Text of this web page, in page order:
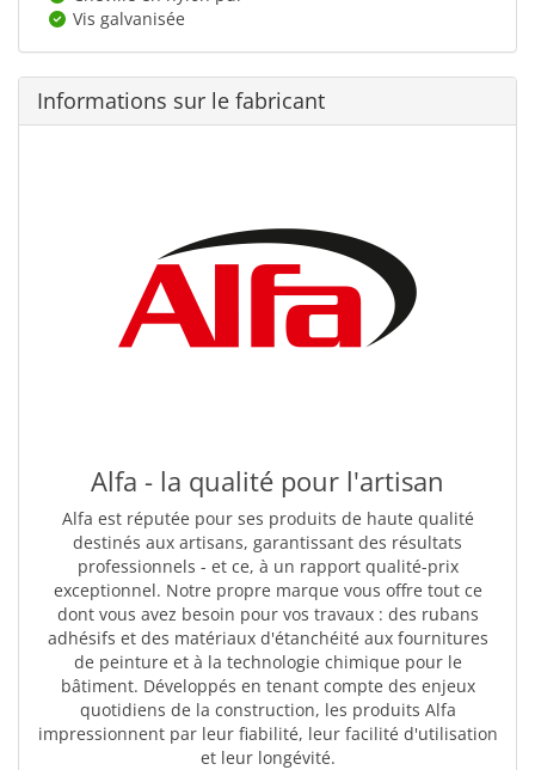
Vis galvanisée
Informations sur le fabricant
Alfa - la qualité pour l'artisan
Alfa est réputée pour ses produits de haute qualité
destinés aux artisans, garantissant des résultats
professionnels - et ce, à un rapport qualité-prix
exceptionnel. Notre propre marque vous offre tout ce
dont vous avez besoin pour vos travaux : des rubans
adhésifs et des matériaux d'étanchéité aux fournitures
de peinture et à la technologie chimique pour le
bâtiment. Développés en tenant compte des enjeux
quotidiens de la construction, les produits Alfa
impressionnent par leur fiabilité, leur facilité d'utilisation
et leur longévité.